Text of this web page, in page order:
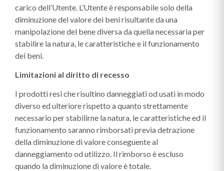
carico dell’Utente. L’Utente è responsabile solo della
diminuzione del valore dei beni risultante da una
manipolazione del bene diversa da quella necessaria per
stabilire la natura, le caratteristiche e il funzionamento
dei beni.
Limitazioni al diritto di recesso
I prodotti resi che risultino danneggiati od usati in modo
diverso ed ulteriore rispetto a quanto strettamente
necessario per stabilirne la natura, le caratteristiche ed il
funzionamento saranno rimborsati previa detrazione
della diminuzione di valore conseguente al
danneggiamento od utilizzo. Il rimborso è escluso
quando la diminuzione di valore è totale.